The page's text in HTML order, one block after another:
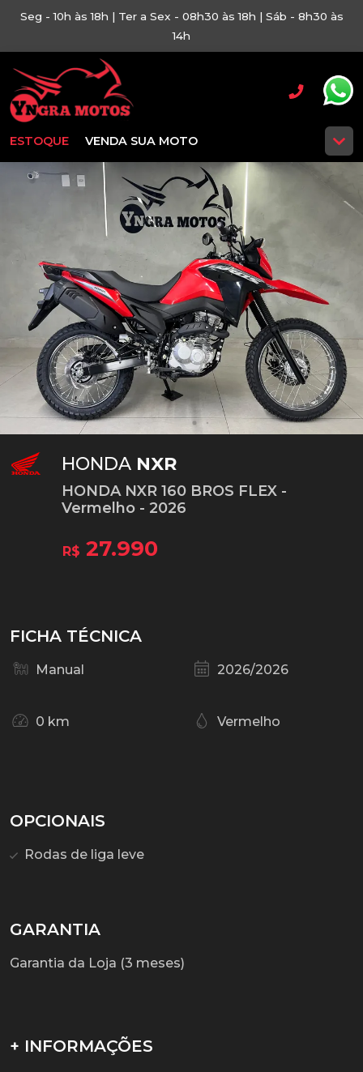
Seg - 10h às 18h | Ter a Sex - 08h30 às 18h | Sáb - 8h30 às
14h
ESTOQUE VENDA SUA MOTO
HONDA NXR
HONDA NXR 160 BROS FLEX -
Vermelho - 2026
R$ 27.990
FICHA TÉCNICA
Manual 2026/2026
0 km Vermelho
OPCIONAIS
Rodas de liga leve
GARANTIA
Garantia da Loja (3 meses)
+ INFORMAÇÕES